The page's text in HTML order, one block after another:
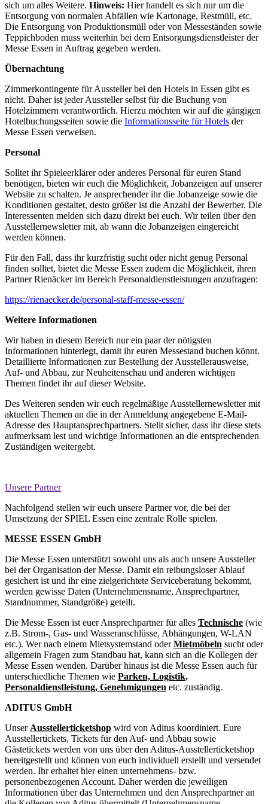
sich um alles Weitere. Hinweis: Hier handelt es sich nur um die
Entsorgung von normalen Abfällen wie Kartonage, Restmüll, etc.
Die Entsorgung von Produktionsmüll oder von Messeständen sowie
Teppichboden muss weiterhin bei dem Entsorgungsdienstleister der
Messe Essen in Auftrag gegeben werden.
Übernachtung
Zimmerkontingente für Aussteller bei den Hotels in Essen gibt es
nicht. Daher ist jeder Aussteller selbst für die Buchung von
Hotelzimmern verantwortlich. Hierzu möchten wir auf die gängigen
Hotelbuchungsseiten sowie die Informationsseite für Hotels der
Messe Essen verweisen.
Personal
Solltet ihr Spieleerklärer oder anderes Personal für euren Stand
benötigen, bieten wir euch die Möglichkeit, Jobanzeigen auf unserer
Website zu schalten. Je ansprechender ihr die Jobanzeige sowie die
Konditionen gestaltet, desto größer ist die Anzahl der Bewerber. Die
Interessenten melden sich dazu direkt bei euch. Wir teilen über den
Ausstellernewsletter mit, ab wann die Jobanzeigen eingereicht
werden können.
Für den Fall, dass ihr kurzfristig sucht oder nicht genug Personal
finden solltet, bietet die Messe Essen zudem die Möglichkeit, ihren
Partner Rienäcker im Bereich Personaldienstleistungen anzufragen:
https://rienaecker.de/personal-staff-messe-essen/
Weitere Informationen
Wir haben in diesem Bereich nurein paar der nötigsten
Informationen hinterlegt, damit ihr euren Messestand buchen könnt.
Detaillierte Informationen zur Bestellung der Ausstellerausweise,
Auf- und Abbau, zur Neuheitenschau und anderen wichtigen
Themen findet ihr auf dieser Website.
Des Weiteren senden wir euch regelmäßige Ausstellernewsletter mit
aktuellen Themen an die in der Anmeldung angegebene E-Mail-
Adresse des Hauptansprechpartners. Stellt sicher, dass ihr diese stets
aufmerksam lest und wichtige Informationen an die entsprechenden
Zuständigen weitergebt.
Unsere Partner
Nachfolgend stellen wir euch unsere Partner vor, die bei der
Umsetzung der SPIEL Essen eine zentrale Rolle spielen.
MESSE ESSEN GmbH
Die Messe Essen unterstützt sowohl uns als auch unsere Aussteller
bei der Organisation der Messe. Damit ein reibungsloser Ablauf
gesichert ist und ihr eine zielgerichtete Serviceberatung bekommt,
werden gewisse Daten (Unternehmensname, Ansprechpartner,
Standnummer, Standgröße) geteilt.
Die Messe Essen ist euer Ansprechpartner für alles Technische (wie
z.B. Strom-, Gas- und Wasseranschlüsse, Abhängungen, W-LAN
etc.). Wer nach einem Mietsystemstand oderMietmöbeln sucht oder
allgemein Fragen zum Standbau hat, kann sich an die Kollegen der
Messe Essen wenden. Darüber hinaus ist die Messe Essen auch für
unterschiedliche Themen wie Parken, Logistik,
Personaldienstleistung, Genehmigungen etc. zuständig.
ADITUS GmbH
Unser Ausstellerticketshop wird von Aditus koordiniert. Eure
Ausstellertickets, Tickets für den Auf- und Abbau sowie
Gästetickets werden von uns über den Aditus-Ausstellerticketshop
bereitgestellt und können von euch individuell erstellt und versendet
werden. Ihr erhaltet hier einen unternehmens- bzw.
personenbezogenen Account. Daher werden die jeweiligen
Informationen über das Unternehmen und den Ansprechpartner an